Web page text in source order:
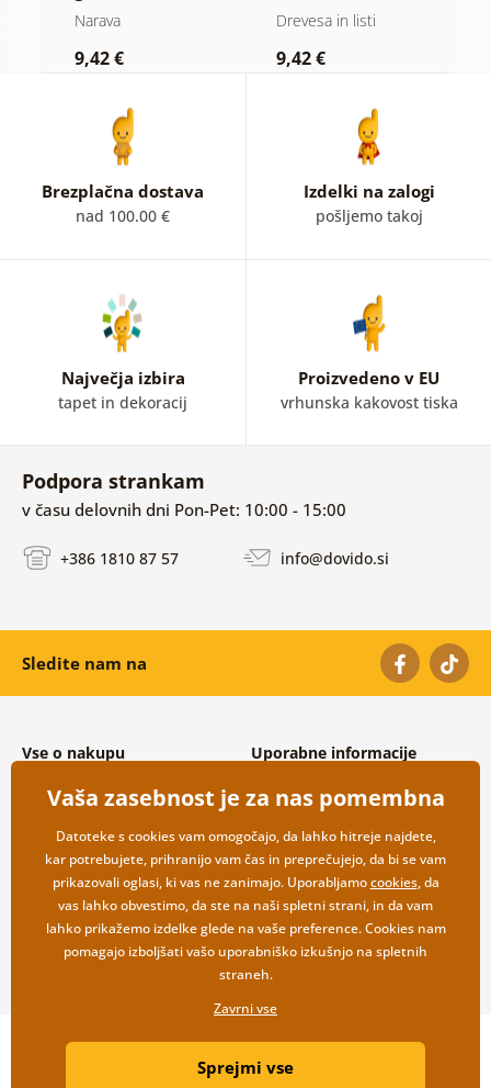
Narava
9,42 €
igličasto drevo
Drevesa in listi
9,42 €
Brezplačna dostava
nad 100.00 €
Izdelki na zalogi
pošljemo takoj
Največja izbira
tapet in dekoracij
Proizvedeno v EU
vrhunska kakovost tiska
Podpora strankam
v času delovnih dni Pon-Pet: 10:00 - 15:00
+386 1810 87 57 info@dovido.si
Sledite nam na
Vse o nakupu
Splošni in reklamacijski pogoji
Varovanje osebnih podatkov
Možnosti dostave in plačila
Vračilo blaga
Uporabne informacije
Pogosto zastavljena vprašanja
Kontakti
Veleprodaja
Copyright ©2019 © Dovido.si.
Litvanyi.sk| Spletno trgovino je ustvaril
Vaša zasebnost je za nas pomembna
Datoteke s cookies vam omogočajo, da lahko hitreje najdete,
kar potrebujete, prihranijo vam čas in preprečujejo, da bi se vam
prikazovali oglasi, ki vas ne zanimajo. Uporabljamocookies, da
vas lahko obvestimo, da ste na naši spletni strani, in da vam
lahko prikažemo izdelke glede na vaše preference. Cookies nam
pomagajo izboljšati vašo uporabniško izkušnjo na spletnih
straneh.
Zavrni vse
Sprejmi vse